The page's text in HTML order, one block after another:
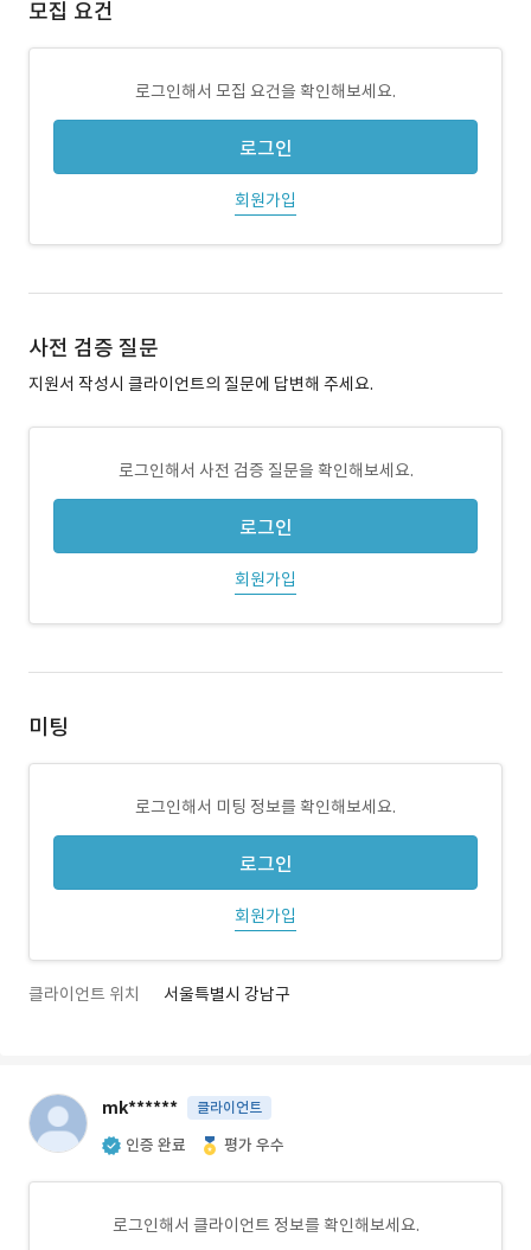
모집 요건
로그인해서 모집 요건을 확인해보세요.
로그인
회원가입
사전 검증 질문
지원서 작성시 클라이언트의 질문에 답변해 주세요.
로그인해서 사전 검증 질문을 확인해보세요.
로그인
회원가입
미팅
로그인해서 미팅 정보를 확인해보세요.
로그인
회원가입
클라이언트 위치 서울특별시 강남구
mk****** 클라이언트
인증 완료 평가 우수
로그인해서 클라이언트 정보를 확인해보세요.